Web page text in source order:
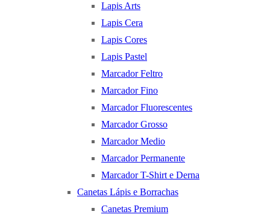
Lapis Arts
Lapis Cera
Lapis Cores
Lapis Pastel
Marcador Feltro
Marcador Fino
Marcador Fluorescentes
Marcador Grosso
Marcador Medio
Marcador Permanente
Marcador T-Shirt e Derna
Canetas Lápis e Borrachas
Canetas Premium